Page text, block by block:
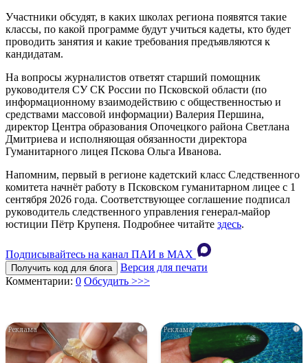
Участники обсудят, в каких школах региона появятся такие
классы, по какой программе будут учиться кадеты, кто будет
проводить занятия и какие требования предъявляются к
кандидатам.
На вопросы журналистов ответят старший помощник
руководителя СУ СК России по Псковской области (по
информационному взаимодействию с общественностью и
средствами массовой информации) Валерия Першина,
директор Центра образования Опочецкого района Светлана
Дмитриева и исполняющая обязанности директора
Гуманитарного лицея Пскова Ольга Иванова.
Напомним, первый в регионе кадетский класс Следственного
комитета начнёт работу в Псковском гуманитарном лицее с 1
сентября 2026 года. Соответствующее соглашение подписал
руководитель следственного управления генерал-майор
юстиции Пётр Крупеня. Подробнее читайте здесь.
Подписывайтесь на канал ПАИ в MAХ
Получить код для блога
Версия для печати
Комментарии: 0 Обсудить >>>
i i